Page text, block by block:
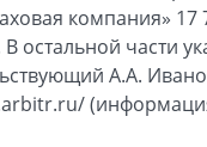
компания» 17
остальной части
А.А.